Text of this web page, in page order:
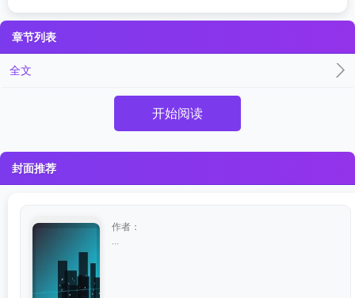
章节列表
全文
开始阅读
封面推荐
作者：